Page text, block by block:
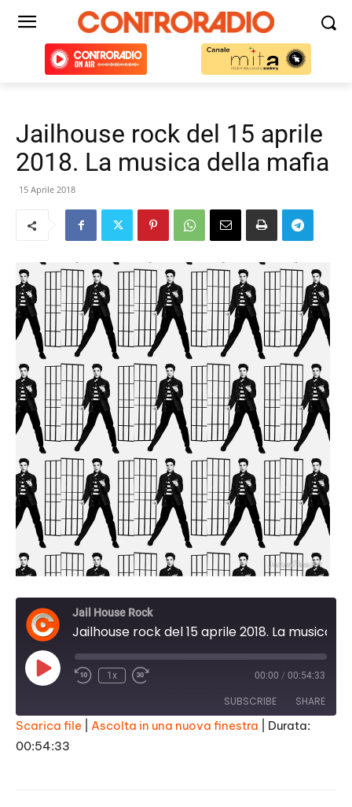
Jailhouse rock del 15 aprile
2018. La musica della mafia
15 Aprile 2018
Jail House Rock
Play
Episode
1x 00:00 / 00:54:33
SUBSCRIBE SHARE
SHARE
Scarica file Ascolta in una nuova finestra
Durata:
00:54:33